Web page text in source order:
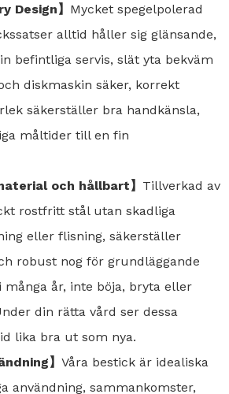
Design】 Mycket spegelpolerad
alltid håller sig glänsande,
befintliga servis, slät yta bekväm
diskmaskin säker, korrekt
säkerställer bra handkänsla,
måltider till en fin
och hållbart】 Tillverkad av
rostfritt stål utan skadliga
eller flisning, säkerställer
robust nog för grundläggande
många år, inte böja, bryta eller
din rätta vård ser dessa
lika bra ut som nya.
】 Våra bestick är idealiska
användning, sammankomster,